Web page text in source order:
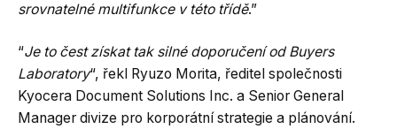
srovnatelné multifunkce v této třídě.”
“Je to čest získat tak silné doporučení od Buyers
Laboratory“, řekl Ryuzo Morita, ředitel společnosti
Kyocera Document Solutions Inc. a Senior General
Manager divize pro korporátní strategie a plánování.